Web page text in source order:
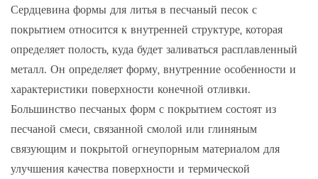
Сердцевина формы для литья в песчаный песок с
покрытием относится к внутренней структуре, которая
определяет полость, куда будет заливаться расплавленный
металл. Он определяет форму, внутренние особенности и
характеристики поверхности конечной отливки.
Большинство песчаных форм с покрытием состоят из
песчаной смеси, связанной смолой или глиняным
связующим и покрытой огнеупорным материалом для
улучшения качества поверхности и термической